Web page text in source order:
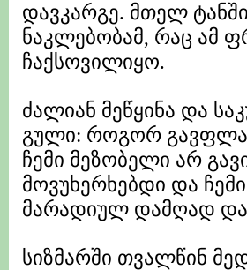
დავკარგე. მთელ
ნაკლებობამ, რაც ამ
ჩაქსოვილიყო.
ძალიან მეწყინა და
გული: როგორ
ჩემი მეზობელი არ
მოვუხერხებდი და
მარადიულ დამღად
სიზმარში თვალწინ